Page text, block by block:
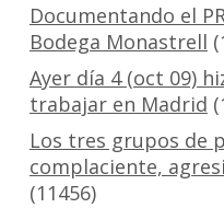
Documentando el
Bodega Monastrell
Ayer día 4 (oct 09)
trabajar en Madrid
Los tres grupos de
complaciente,
(11456)